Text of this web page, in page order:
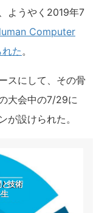
ようやく2019年7
Computer
た。
スにして、その骨
大会中の7/29に
が設けられた。